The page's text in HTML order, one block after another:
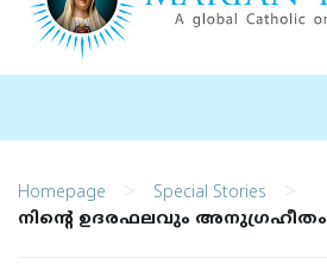
Homepage > Special Stories >
നിന്റെ ഉദരഫലവും അനുഗ്രഹീതം